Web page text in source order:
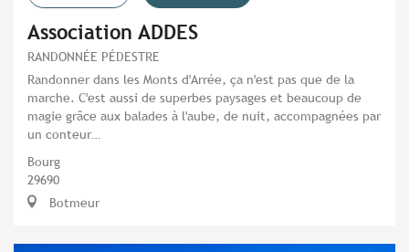
Association ADDES
RANDONNÉE PÉDESTRE
Randonner dans les Monts d'Arrée, ça n'est pas que de la
marche. C'est aussi de superbes paysages et beaucoup de
magie grâce aux balades à l'aube, de nuit, accompagnées par
un conteur…
Bourg
29690
Botmeur